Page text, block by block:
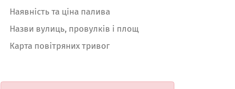
Наявність та ціна палива
Назви вулиць, провулків і площ
Карта повітряних тривог